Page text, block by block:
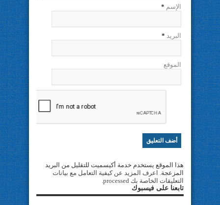
الإسم *
البريد *
الموقع
هذا الموقع يستخدم خدمة أكيسميت للتقليل من البريد
المزعجة. اعرف المزيد عن كيفية التعامل مع بيانات
التعليقات الخاصة بك processed
.
تابعنا على فيسبوك